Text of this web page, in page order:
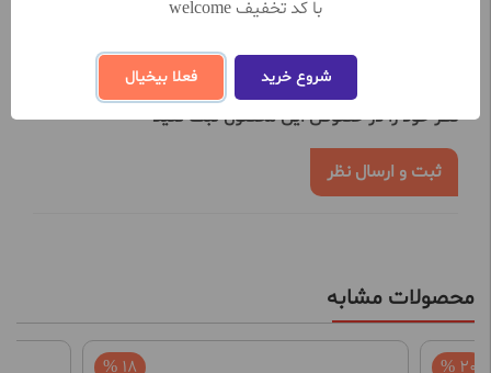
تعداد نظرات ثبت شده تا کنون 0
نظر خود را در خصوص این محصول ثبت کنید
ثبت و ارسال نظر
محصولات مشابه
18 % 20 %
با کد تخفیف welcome
شروع خرید فعلا بیخیال